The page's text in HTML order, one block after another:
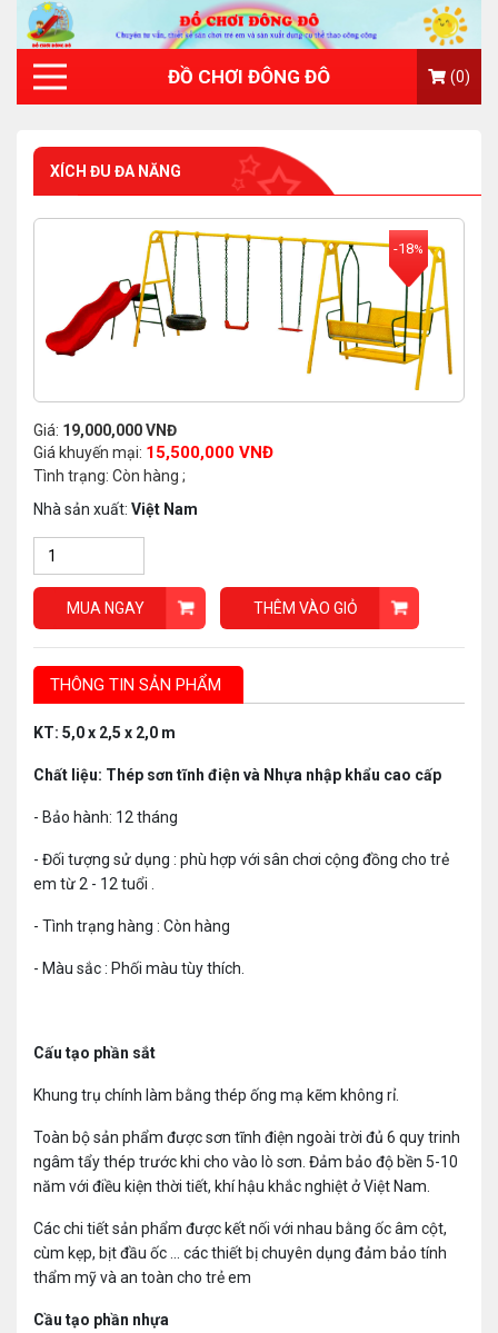
ĐỒ CHƠI ĐÔNG ĐÔ (0)
XÍCH ĐU ĐA NĂNG
-18%
Giá: 19,000,000 VNĐ
Giá khuyến mại: 15,500,000 VNĐ
Tình trạng: Còn hàng ;
Nhà sản xuất: Việt Nam
MUA NGAY THÊM VÀO GIỎ
THÔNG TIN SẢN PHẨM
KT: 5,0 x 2,5 x 2,0 m
Chất liệu: Thép sơn tĩnh điện và Nhựa nhập khẩu cao cấp
- Bảo hành: 12 tháng
- Đối tượng sử dụng : phù hợp với sân chơi cộng đồng cho trẻ
em từ 2 - 12 tuổi .
- Tình trạng hàng : Còn hàng
- Màu sắc : Phối màu tùy thích.
Cấu tạo phần sắt
Khung trụ chính làm bằng thép ống mạ kẽm không rỉ.
Toàn bộ sản phẩm được sơn tĩnh điện ngoài trời đủ 6 quy trinh
ngâm tẩy thép trước khi cho vào lò sơn. Đảm bảo độ bền 5-10
năm với điều kiện thời tiết, khí hậu khắc nghiệt ở Việt Nam.
Các chi tiết sản phẩm được kết nối với nhau bằng ốc âm cột,
cùm kẹp, bịt đầu ốc ... các thiết bị chuyên dụng đảm bảo tính
thẩm mỹ và an toàn cho trẻ em
Cầu tạo phần nhựa